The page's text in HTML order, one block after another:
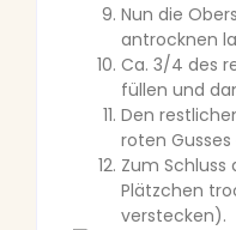
Nun die
antrocknen
Ca. 3/4 des
füllen und
Den
roten Gusses
Zum
Plätzchen
verstecken).